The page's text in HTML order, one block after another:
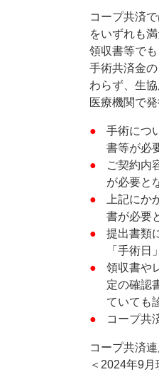
コープ共済
をいずれも
領収書等で
手術共済金
わらず、生
医療機関で
手術につ
書等が必
ご契約内
が必要と
上記に
書が必要
提出書類
「手術
領収書や
定の確認
ていても
コープ共
コープ共済
＜2024年9